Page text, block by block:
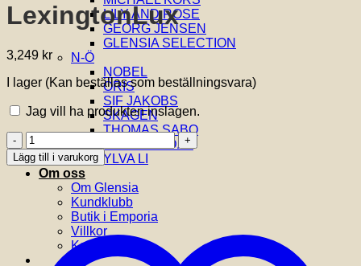
LILY AND ROSE
GEORG JENSEN
GLENSIA SELECTION
N-Ö
NOBEL
ORIS
SIF JAKOBS
SKAGEN
THOMAS SABO
VIDAL & VIDAL
YLVA LI
Om oss
Om Glensia
Kundklubb
Butik i Emporia
Villkor
Kontakta oss
LexingtonLux
3,249 kr
I lager (Kan beställas som beställningsvara)
Jag vill ha produkten inslagen.
Michael
Kors
-
LexingtonLux
mängd
Lägg till i varukorg